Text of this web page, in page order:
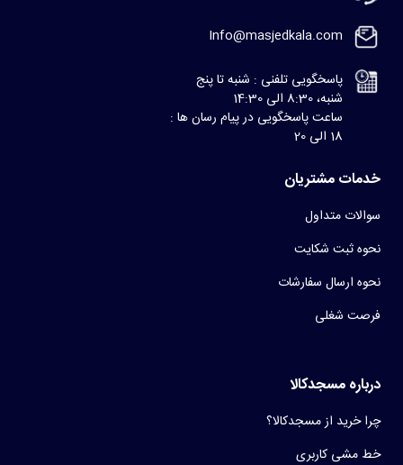
Info@masjedkala.com
پاسخگویی تلفنی : شنبه تا پنج
شنبه، 8:30 الی 14:30
ساعت پاسخگویی در پیام رسان ها :
18 الی 20
خدمات مشتریان
سوالات متداول
نحوه ثبت شکایت
نحوه ارسال سفارشات
فرصت شغلی
درباره مسجدکالا
چرا خرید از مسجدکالا؟
خط مشی کاربری